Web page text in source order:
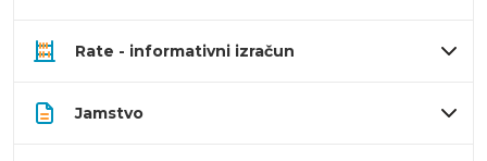
Rate - informativni izračun
Jamstvo